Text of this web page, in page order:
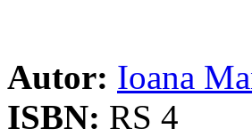
Autor: Ioana
ISBN: RS 4